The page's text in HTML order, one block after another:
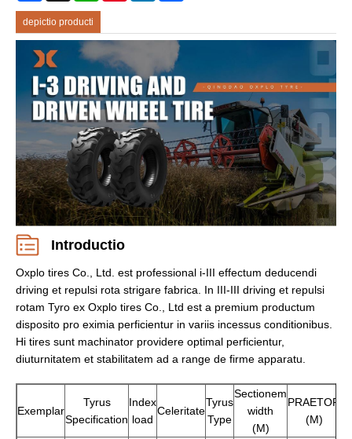
depictio producti
Introductio
Oxplo tires Co., Ltd. est professional i-III effectum deducendi
driving et repulsi rota strigare fabrica. In III-III driving et repulsi
rotam Tyro ex Oxplo tires Co., Ltd est a premium productum
disposito pro eximia perficientur in variis incessus conditionibus.
Hi tires sunt machinator providere optimal perficientur,
diuturnitatem et stabilitatem ad a range de firme apparatu.
Exemplar
Tyrus
Specification
Index
load
Celeritate
Tyrus
Type
Sectionem
width
(M)
PRAETOR
(M)